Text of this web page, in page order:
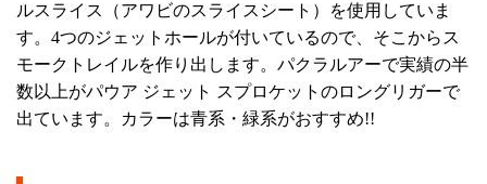
ルスライス（アワビのスライスシート）を使用していま
す。4つのジェットホールが付いているので、そこからス
モークトレイルを作り出します。パクラルアーで実績の半
数以上がパウア ジェット スプロケットのロングリガーで
出ています。カラーは青系・緑系がおすすめ!!